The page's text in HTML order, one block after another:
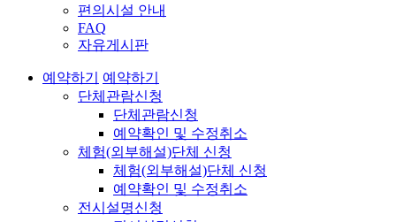
편의시설 안내
FAQ
자유게시판
예약하기
예약하기
단체관람신청
단체관람신청
예약확인 및 수정취소
체험(외부해설)단체 신청
체험(외부해설)단체 신청
예약확인 및 수정취소
전시설명신청